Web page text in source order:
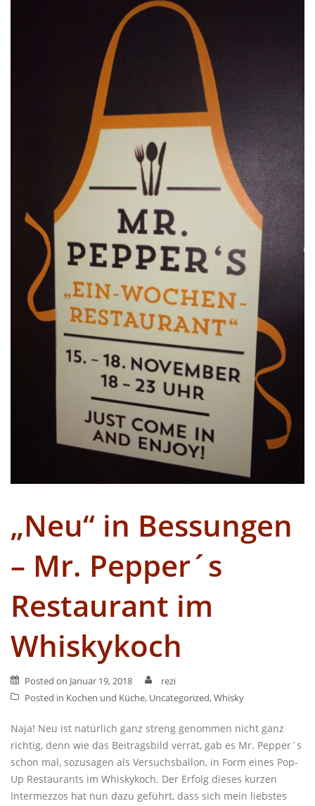
„Neu“ in Bessungen
– Mr. Pepper´s
Restaurant im
Whiskykoch
Posted on Januar 19, 2018
rezi
Posted in Kochen und Küche, Uncategorized,Whisky
Naja! Neu ist natürlich ganz streng genommen nicht ganz
richtig, denn wie das Beitragsbild verrät, gab es Mr. Pepper´s
schon mal, sozusagen als Versuchsballon, in Form eines Pop-
Up Restaurants im Whiskykoch. Der Erfolg dieses kurzen
Intermezzos hat nun dazu geführt, dass sich mein liebstes